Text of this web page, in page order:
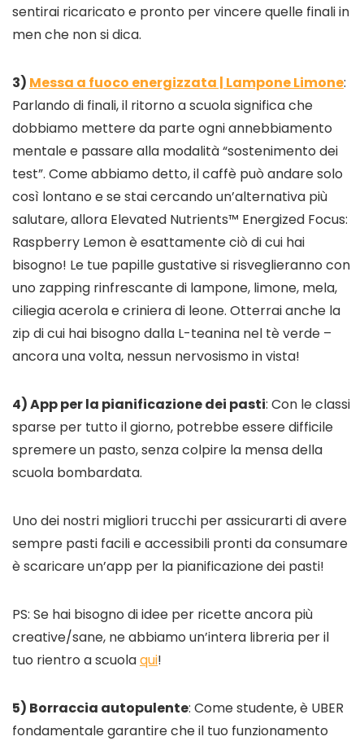
sentirai ricaricato e pronto per vincere quelle finali in
men che non si dica.
3) Messa a fuoco energizzata | Lampone Limone:
Parlando di finali, il ritorno a scuola significa che
dobbiamo mettere da parte ogni annebbiamento
mentale e passare alla modalità “sostenimento dei
test”. Come abbiamo detto, il caffè può andare solo
così lontano e se stai cercando un’alternativa più
salutare, allora Elevated Nutrients™ Energized Focus:
Raspberry Lemon è esattamente ciò di cui hai
bisogno! Le tue papille gustative si risveglieranno con
uno zapping rinfrescante di lampone, limone, mela,
ciliegia acerola e criniera di leone. Otterrai anche la
zip di cui hai bisogno dalla L-teanina nel tè verde –
ancora una volta, nessun nervosismo in vista!
4) App per la pianificazione dei pasti: Con le classi
sparse per tutto il giorno, potrebbe essere difficile
spremere un pasto, senza colpire la mensa della
scuola bombardata.
Uno dei nostri migliori trucchi per assicurarti di avere
sempre pasti facili e accessibili pronti da consumare
è scaricare un’app per la pianificazione dei pasti!
PS: Se hai bisogno di idee per ricette ancora più
creative/sane, ne abbiamo un’intera libreria per il
tuo rientro a scuolaqui!
5) Borraccia autopulente: Come studente, è UBER
fondamentale garantire che il tuo funzionamento